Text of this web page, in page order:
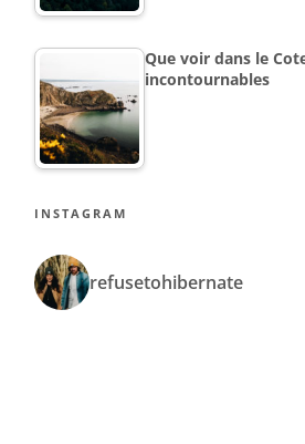
Que voir dans le
incontournables
INSTAGRAM
refusetohibernate